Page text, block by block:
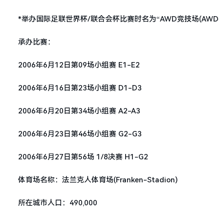
*举办国际足联世界杯/联合会杯比赛时名为“AWD竞技场
承办比赛：
2006年6月12日第09场小组赛 E1-E2
2006年6月16日第23场小组赛 D1-D3
2006年6月20日第34场小组赛 A2-A3
2006年6月23日第46场小组赛 G2-G3
2006年6月27日第56场 1/8决赛 H1-G2
体育场名称：法兰克人体育场(Franken-Stadion)
所在城市人口：490,000